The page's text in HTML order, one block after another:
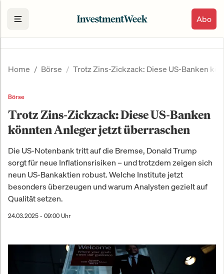
Abo
Home Börse Trotz Zins-Zickzack: Diese US-Banken
Börse
Trotz Zins-Zickzack: Diese US-Banken
könnten Anleger jetzt überraschen
Die US-Notenbank tritt auf die Bremse, Donald Trump
sorgt für neue Inflationsrisiken – und trotzdem zeigen sich
neun US-Bankaktien robust. Welche Institute jetzt
besonders überzeugen und warum Analysten gezielt auf
Qualität setzen.
24.03.2025 - 09:00 Uhr